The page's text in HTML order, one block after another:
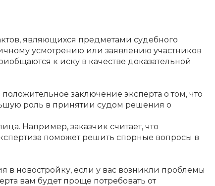
являющихся предметами судебного
усмотрению или заявлению участников
к иску в качестве доказательной
положительное заключение эксперта о том, что
роль в принятии судом решения о
Например, заказчик считает, что
поможет решить спорные вопросы в
в новостройку, если у вас возникли проблемы
вам будет проще потребовать от